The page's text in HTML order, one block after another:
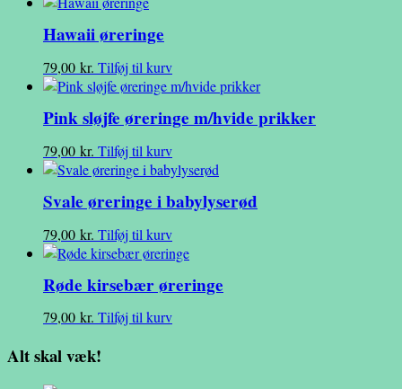
Hawaii øreringe
79,00 kr. Tilføj til kurv
Pink sløjfe øreringe m/hvide prikker
79,00 kr. Tilføj til kurv
Svale øreringe i babylyserød
79,00 kr. Tilføj til kurv
Røde kirsebær øreringe
79,00 kr. Tilføj til kurv
Alt skal væk!